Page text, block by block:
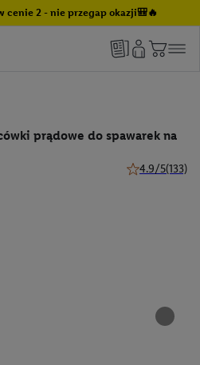
cenie 2 - nie przegap okazji🎒🔥
prądowe do spawarek na
4.9/5(133)